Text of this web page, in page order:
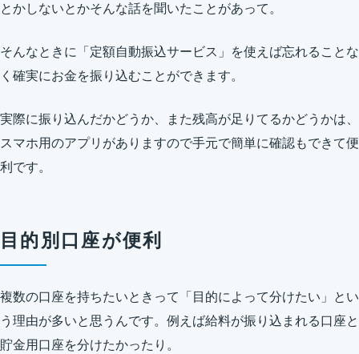
とかしないとかそんな話を聞いたことがあって。
そんなときに「定額自動振込サービス」を使えば忘れることな
く確実にお金を振り込むことができます。
実際に振り込んだかどうか、また残高が足りてるかどうかは、
スマホ用のアプリがありますので手元で簡単に確認もできて便
利です。
目的別口座が便利
複数の口座を持ちたいときって「目的によって分けたい」とい
う理由が多いと思うんです。例えば給料が振り込まれる口座と
貯金用口座を分けたかったり。